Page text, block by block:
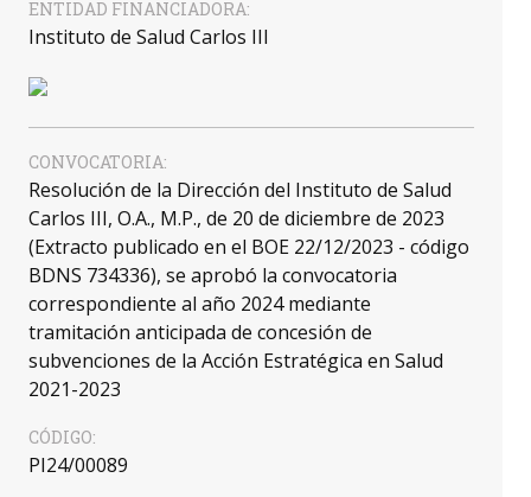
ENTIDAD FINANCIADORA:
Instituto de Salud Carlos III
CONVOCATORIA:
Resolución de la Dirección del Instituto de Salud
Carlos III, O.A., M.P., de 20 de diciembre de 2023
(Extracto publicado en el BOE 22/12/2023 - código
BDNS 734336), se aprobó la convocatoria
correspondiente al año 2024 mediante
tramitación anticipada de concesión de
subvenciones de la Acción Estratégica en Salud
2021-2023
CÓDIGO:
PI24/00089